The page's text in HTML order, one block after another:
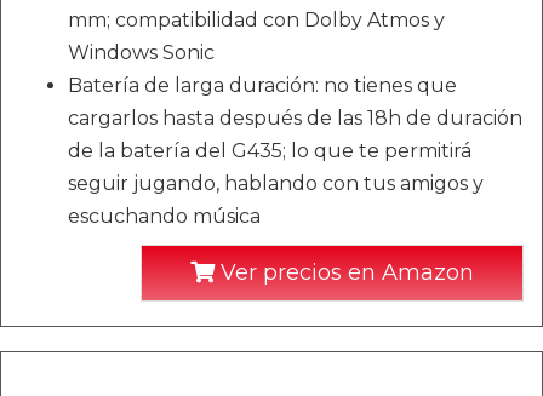
mm; compatibilidad con Dolby Atmos y
Windows Sonic
Batería de larga duración: no tienes que
cargarlos hasta después de las 18h de duración
de la batería del G435; lo que te permitirá
seguir jugando, hablando con tus amigos y
escuchando música
Ver precios en Amazon